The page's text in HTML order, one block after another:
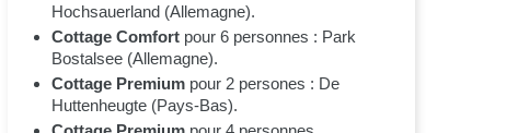
Hochsauerland (Allemagne).
Cottage Comfortpour 6 personnes : Park
Bostalsee (Allemagne).
Cottage Premiumpour 2 persones : De
Huttenheugte (Pays-Bas).